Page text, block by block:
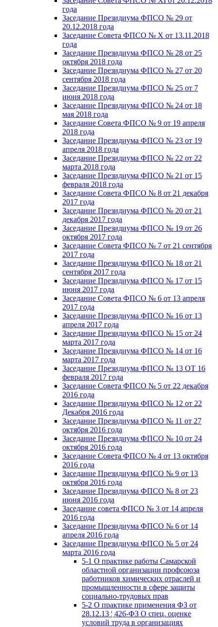
года
Заседание Президиума ФПСО № 29 от
20.12.2018 года
Заседание Совета ФПСО № X от 13.11.2018
года
Заседание Президиума ФПСО № 28 от 25
октября 2018 года
Заседание Президиума ФПСО № 27 от 20
сентября 2018 года
Заседание Президиума ФПСО № 25 от 7
июня 2018 года
Заседание Президиума ФПСО № 24 от 18
мая 2018 года
Заседание Совета ФПСО № 9 от 19 апреля
2018 года
Заседание Президиума ФПСО № 23 от 19
апреля 2018 года
Заседание Президиума ФПСО № 22 от 22
марта 2018 года
Заседание Президиума ФПСО № 21 от 15
февраля 2018 года
Заседание Совета ФПСО № 8 от 21 декабря
2017 года
Заседание Президиума ФПСО № 20 от 21
декабря 2017 года
Заседание Президиума ФПСО № 19 от 26
октября 2017 года
Заседание Совета ФПСО № 7 от 21 сентября
2017 года
Заседание Президиума ФПСО № 18 от 21
сентября 2017 года
Заседание Президиума ФПСО № 17 от 15
июня 2017 года
Заседание Совета ФПСО № 6 от 13 апреля
2017 года
Заседание Президиума ФПСО № 16 от 13
апреля 2017 года
Заседание Президиума ФПСО № 15 от 24
марта 2017 года
Заседание Президиума ФПСО № 14 от 16
марта 2017 года
Заседание Президиума ФПСО № 13 ОТ 16
февраля 2017 года
Заседание Совета ФПСО № 5 от 22 декабря
2016 года
Заседание Президиума ФПСО № 12 от 22
Декабря 2016 года
Заседание Президиума ФПСО № 11 от 27
октября 2016 года
Заседание Президиума ФПСО № 10 от 24
октября 2016 года
Заседание Совета ФПСО № 4 от 13 октября
2016 года
Заседание Президиума ФПСО № 9 от 13
октября 2016 года
Заседание Президиума ФПСО № 8 от 23
июня 2016 года
Заседание совета ФПСО № 3 от 14 апреля
2016 года
Заседание Президиума ФПСО № 6 от 14
апреля 2016 года
Заседание Президиума ФПСО № 5 от 24
марта 2016 года
5-1 О практике работы Самарской
областной организации профсоюза
работников химических отраслей и
промышленности в сфере защиты
социально-трудовых прав
5-2 О практике применения ФЗ от
28.12.13 ¦ 426-ФЗ О спец. оценке
условий труда в организациях